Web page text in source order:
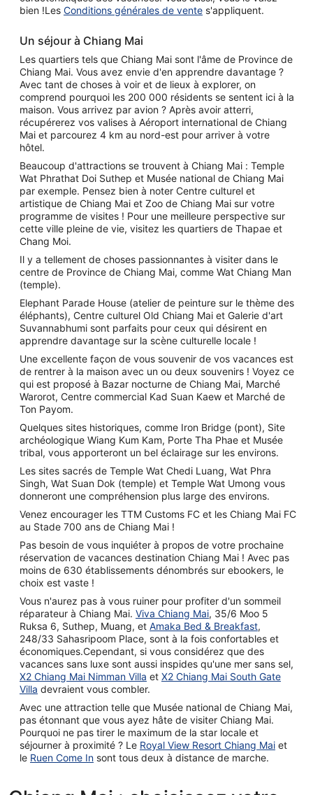
bien !Les Conditions générales de vente s'appliquent.
Un séjour à Chiang Mai
Les quartiers tels que Chiang Mai sont l'âme de Province de
Chiang Mai. Vous avez envie d'en apprendre davantage ?
Avec tant de choses à voir et de lieux à explorer, on
comprend pourquoi les 200 000 résidents se sentent ici à la
maison. Vous arrivez par avion ? Après avoir atterri,
récupérerez vos valises à Aéroport international de Chiang
Mai et parcourez 4 km au nord-est pour arriver à votre
hôtel.
Beaucoup d'attractions se trouvent à Chiang Mai : Temple
Wat Phrathat Doi Suthep et Musée national de Chiang Mai
par exemple. Pensez bien à noter Centre culturel et
artistique de Chiang Mai et Zoo de Chiang Mai sur votre
programme de visites ! Pour une meilleure perspective sur
cette ville pleine de vie, visitez les quartiers de Thapae et
Chang Moi.
Il y a tellement de choses passionnantes à visiter dans le
centre de Province de Chiang Mai, comme Wat Chiang Man
(temple).
Elephant Parade House (atelier de peinture sur le thème des
éléphants), Centre culturel Old Chiang Mai et Galerie d'art
Suvannabhumi sont parfaits pour ceux qui désirent en
apprendre davantage sur la scène culturelle locale !
Une excellente façon de vous souvenir de vos vacances est
de rentrer à la maison avec un ou deux souvenirs ! Voyez ce
qui est proposé à Bazar nocturne de Chiang Mai, Marché
Warorot, Centre commercial Kad Suan Kaew et Marché de
Ton Payom.
Quelques sites historiques, comme Iron Bridge (pont), Site
archéologique Wiang Kum Kam, Porte Tha Phae et Musée
tribal, vous apporteront un bel éclairage sur les environs.
Les sites sacrés de Temple Wat Chedi Luang, Wat Phra
Singh, Wat Suan Dok (temple) et Temple Wat Umong vous
donneront une compréhension plus large des environs.
Venez encourager les TTM Customs FC et les Chiang Mai FC
au Stade 700 ans de Chiang Mai !
Pas besoin de vous inquiéter à propos de votre prochaine
réservation de vacances destination Chiang Mai ! Avec pas
moins de 630 établissements dénombrés sur ebookers, le
choix est vaste !
Vous n'aurez pas à vous ruiner pour profiter d'un sommeil
réparateur à Chiang Mai. Viva Chiang Mai, 35/6 Moo 5
Ruksa 6, Suthep, Muang, et Amaka Bed & Breakfast,
248/33 Sahasripoom Place, sont à la fois confortables et
économiques.Cependant, si vous considérez que des
vacances sans luxe sont aussi inspides qu'une mer sans sel,
X2 Chiang Mai Nimman Villa et X2 Chiang Mai South Gate
Villa devraient vous combler.
Avec une attraction telle que Musée national de Chiang Mai,
pas étonnant que vous ayez hâte de visiter Chiang Mai.
Pourquoi ne pas tirer le maximum de la star locale et
séjourner à proximité ? Le Royal View Resort Chiang Mai et
le Ruen Come In sont tous deux à distance de marche.